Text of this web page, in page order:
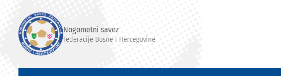
Nogometni savez
Federacije Bosne i Hercegovine